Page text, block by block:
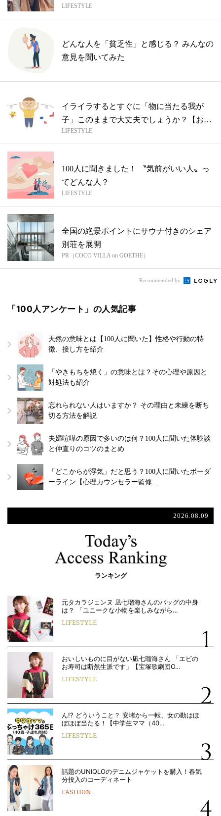
LIFESTYLE
どんな人を「貧乏性」と感じる？ みんなの
意見を聞いてみた
イライラするとすぐに「物に当たる我が
子」このままで大丈夫でしょうか？【お悩
み相談...
LIFESTYLE
100人に聞きました！ 〝気前がいい人〟っ
てどんな人？
LIFESTYLE
全国の絶景ポイントにサウナ付きのシェア
別荘を展開
PR（COCO VILLA on GOETHE）
Recommended by
「100人アンケート」の人気記事
天然の意味とは【100人に聞いた】性格や行動の特
徴、接し方を紹介
「やきもちを焼く」の意味とは？その心理や原因と
対処法も紹介
忘れられない人はいますか？ その理由と未練を断ち
切る方法を解説
夫婦喧嘩の原因で多いのは何？100人に聞いた体験談
と仲直りのコツのまとめ
「どこからが浮気」だと思う？100人に聞いたボーダ
ーライン【心理カウンセラー監修…
2026.08.09
ランキング
元タカラジェンヌ 凪七瑠海さんのバッグの中身
は？ 「ユニークな小物を楽しみながら…
LIFESTYLE
おいしいものに目がない凪七瑠海さん 「エビの
お寿司は断然生派です」【宝塚歌劇団O…
LIFESTYLE
ん!? どういうこと？ 安堵から一転、女の勘はほ
ぼほぼ当たる！【中学生ママ（40…
LIFESTYLE
話題のUNIQLOのデニムジャケットを購入！春気
分投入のコーディネート
FASHION